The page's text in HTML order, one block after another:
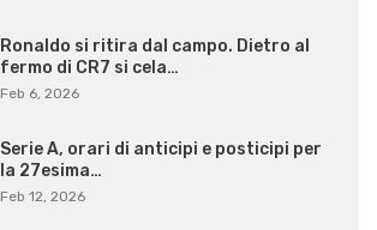
Ronaldo si ritira dal campo. Dietro al
fermo di CR7 si cela…
Feb 6, 2026
Serie A, orari di anticipi e posticipi per
la 27esima…
Feb 12, 2026